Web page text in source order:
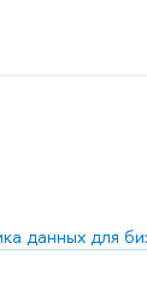
данных для